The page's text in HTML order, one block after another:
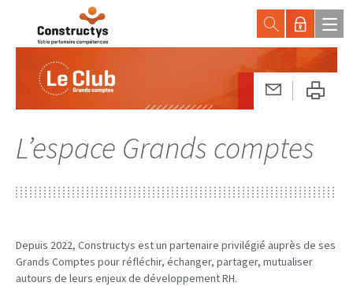
L’espace Grands comptes
Depuis 2022, Constructys est un partenaire privilégié auprès de ses
Grands Comptes pour réfléchir, échanger, partager, mutualiser
autours de leurs enjeux de développement RH.